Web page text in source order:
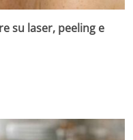
su laser, peeling e